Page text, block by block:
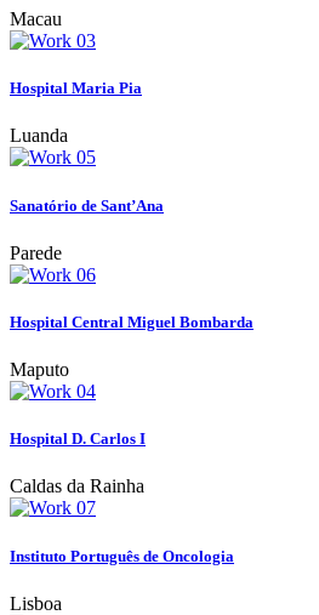
Macau
Hospital Maria Pia
Luanda
Sanatório de Sant’Ana
Parede
Hospital Central Miguel Bombarda
Maputo
Hospital D. Carlos I
Caldas da Rainha
Instituto Português de Oncologia
Lisboa